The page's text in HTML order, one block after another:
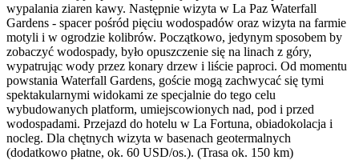
wypalania ziaren kawy. Następnie wizyta w La Paz Waterfall
Gardens - spacer pośród pięciu wodospadów oraz wizyta na farmie
motyli i w ogrodzie kolibrów. Początkowo, jedynym sposobem by
zobaczyć wodospady, było opuszczenie się na linach z góry,
wypatrując wody przez konary drzew i liście paproci. Od momentu
powstania Waterfall Gardens, goście mogą zachwycać się tymi
spektakularnymi widokami ze specjalnie do tego celu
wybudowanych platform, umiejscowionych nad, pod i przed
wodospadami. Przejazd do hotelu w La Fortuna, obiadokolacja i
nocleg. Dla chętnych wizyta w basenach geotermalnych
(dodatkowo płatne, ok. 60 USD/os.). (Trasa ok. 150 km)